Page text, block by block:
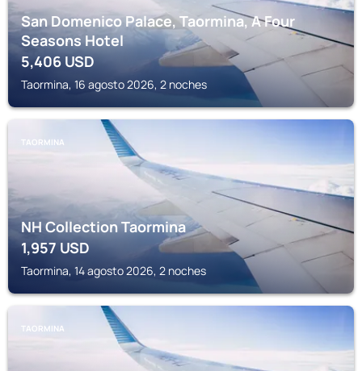
San Domenico Palace, Taormina, A Four
Seasons Hotel
5,406 USD
Taormina, 16 agosto 2026, 2 noches
TAORMINA
NH Collection Taormina
1,957USD
Taormina, 14 agosto 2026, 2 noches
TAORMINA